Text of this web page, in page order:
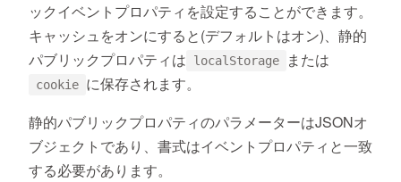
ックイベントプロパティを設定することができます。
キャッシュをオンにすると(デフォルトはオン)、静的
パブリックプロパティは
localStorage または
cookie に保存されます。
静的パブリックプロパティのパラメーターはJSONオ
ブジェクトであり、書式はイベントプロパティと一致
する必要があります。